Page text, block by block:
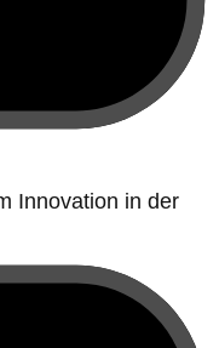
Innovation in der